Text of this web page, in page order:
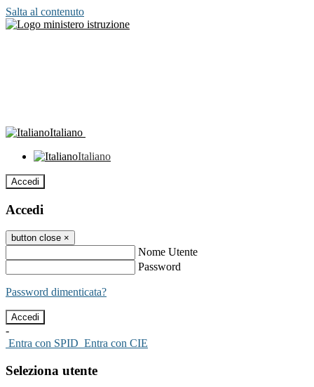
Salta al contenuto
Italiano
Italiano
Accedi
Accedi
button close ×
Nome Utente
Password
Password dimenticata?
-
Entra con SPID Entra con CIE
Seleziona utente